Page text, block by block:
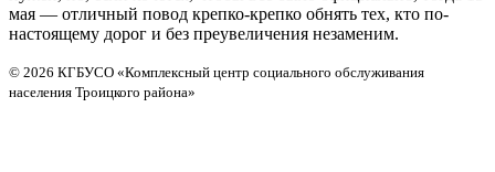
мая — отличный повод крепко-крепко обнять тех, кто по-
настоящему дорог и без преувеличения незаменим.
© 2026 КГБУСО «Комплексный центр социального обслуживания
населения Троицкого района»